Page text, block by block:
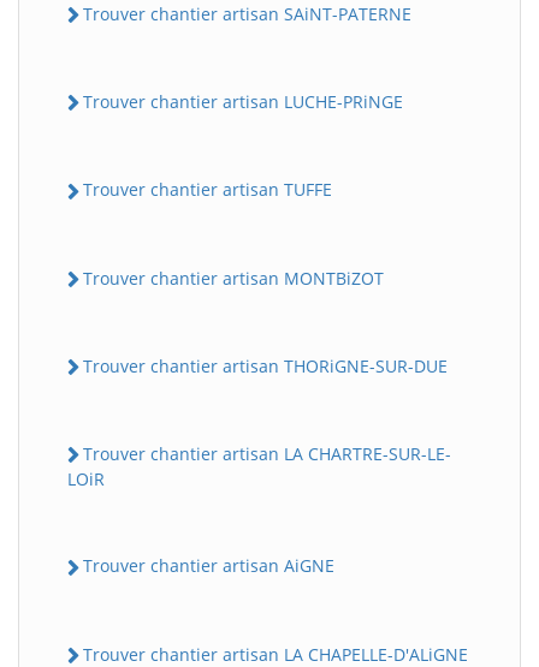
Trouver chantier artisan SAiNT-PATERNE
Trouver chantier artisan LUCHE-PRiNGE
Trouver chantier artisan TUFFE
Trouver chantier artisan MONTBiZOT
Trouver chantier artisan THORiGNE-SUR-DUE
Trouver chantier artisan LA CHARTRE-SUR-LE-
LOiR
Trouver chantier artisan AiGNE
Trouver chantier artisan LA CHAPELLE-D'ALiGNE